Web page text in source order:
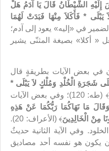
الشَّيْطَانُ قَالَ يَا آدَمُ هَلْ
* فَأَكَلاَ مِنْهَا فَبَدَتْ لَهُمَا
120 ـ 121)، والضمير في «إليه» يعود إلى آدم؛
« أكلا» بصيغة المثنّى يشير
في بعض الآيات بطريقةٍ قال
شَجَرَةِ الْخُلْدِ وَمُلْكٍ لاَ يَبْلَى *
…﴾ (طه: 120)؛ وفي بعض الآيات
وَقَالَ مَا نَهَاكُمَا رَبُّكُمَا عَنْ هَذِهِ
مِنْ الْخَالِدِينَ
﴾ (الأعراف: 20).
وفي الآية الثانية حديثٌ
يكون هو نفسه أحد مصاديق